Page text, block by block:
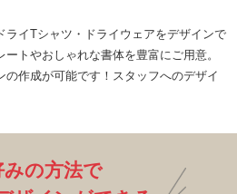
ライTシャツ・ドライウェアをデザインで
トやおしゃれな書体を豊富にご用意。
作成が可能です！スタッフへのデザイ
の方法で